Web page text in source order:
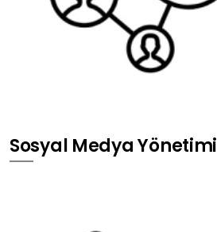
Sosyal Medya Yönetimi